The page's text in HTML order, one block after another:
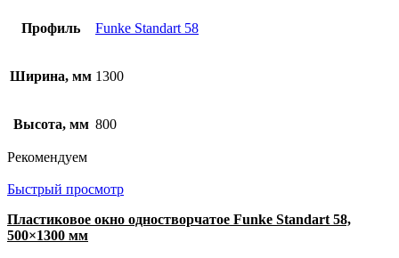
Профиль Funke Standart 58
Ширина, мм 1300
Высота, мм 800
Рекомендуем
Быстрый просмотр
Пластиковое окно одностворчатое Funke Standart 58,
500×1300 мм